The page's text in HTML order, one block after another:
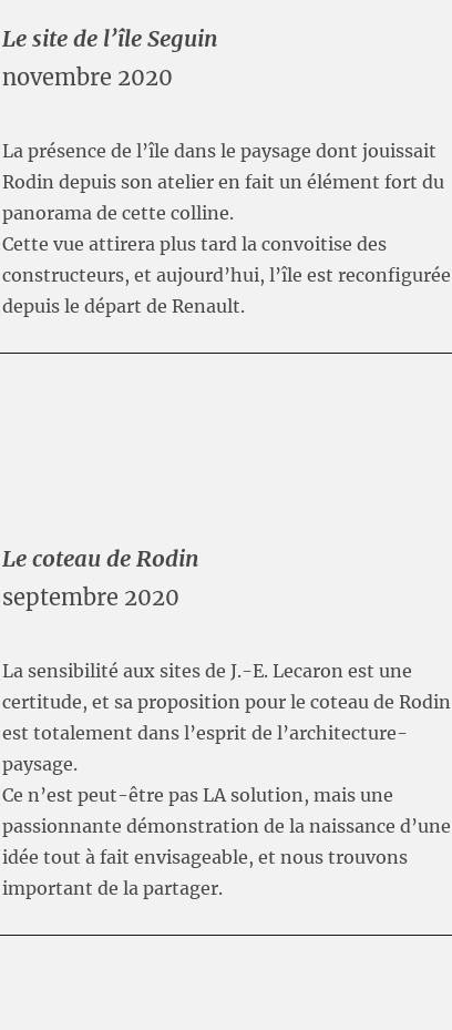
Le site de l’île Seguin
novembre 2020
La présence de l’île dans le paysage dont jouissait
Rodin depuis son atelier en fait un élément fort du
panorama de cette colline.
Cette vue attirera plus tard la convoitise des
constructeurs, et aujourd’hui, l’île est reconfigurée
depuis le départ de Renault.
Le coteau de Rodin
septembre 2020
La sensibilité aux sites de J.-E. Lecaron est une
certitude, et sa proposition pour le coteau de Rodin
est totalement dans l’esprit de l’architecture-
paysage.
Ce n’est peut-être pas LA solution, mais une
passionnante démonstration de la naissance d’une
idée tout à fait envisageable, et nous trouvons
important de la partager.